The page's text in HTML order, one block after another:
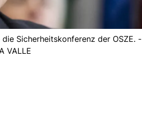
Sicherheitskonferenz der OSZE. -
VALLE